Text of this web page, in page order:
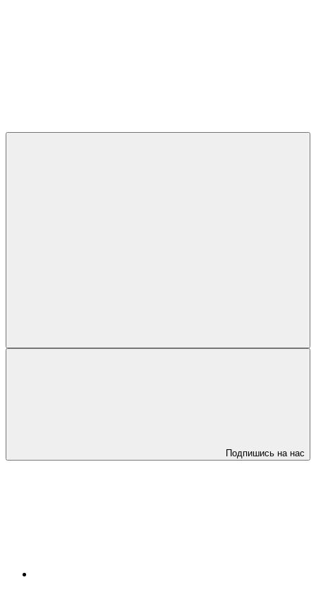
Подпишись на нас